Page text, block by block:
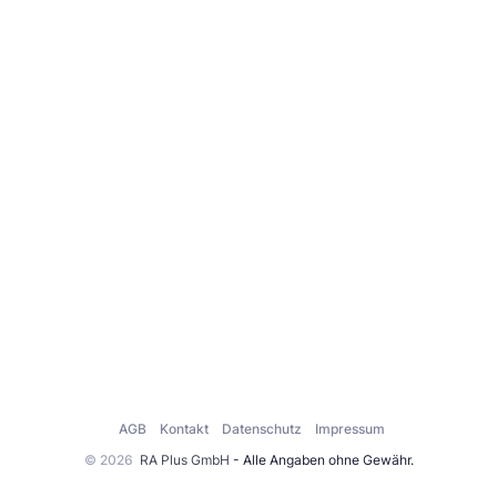
© 2026 RA Plus GmbH - Alle Angaben ohne Gewähr.
AGB Kontakt Datenschutz Impressum